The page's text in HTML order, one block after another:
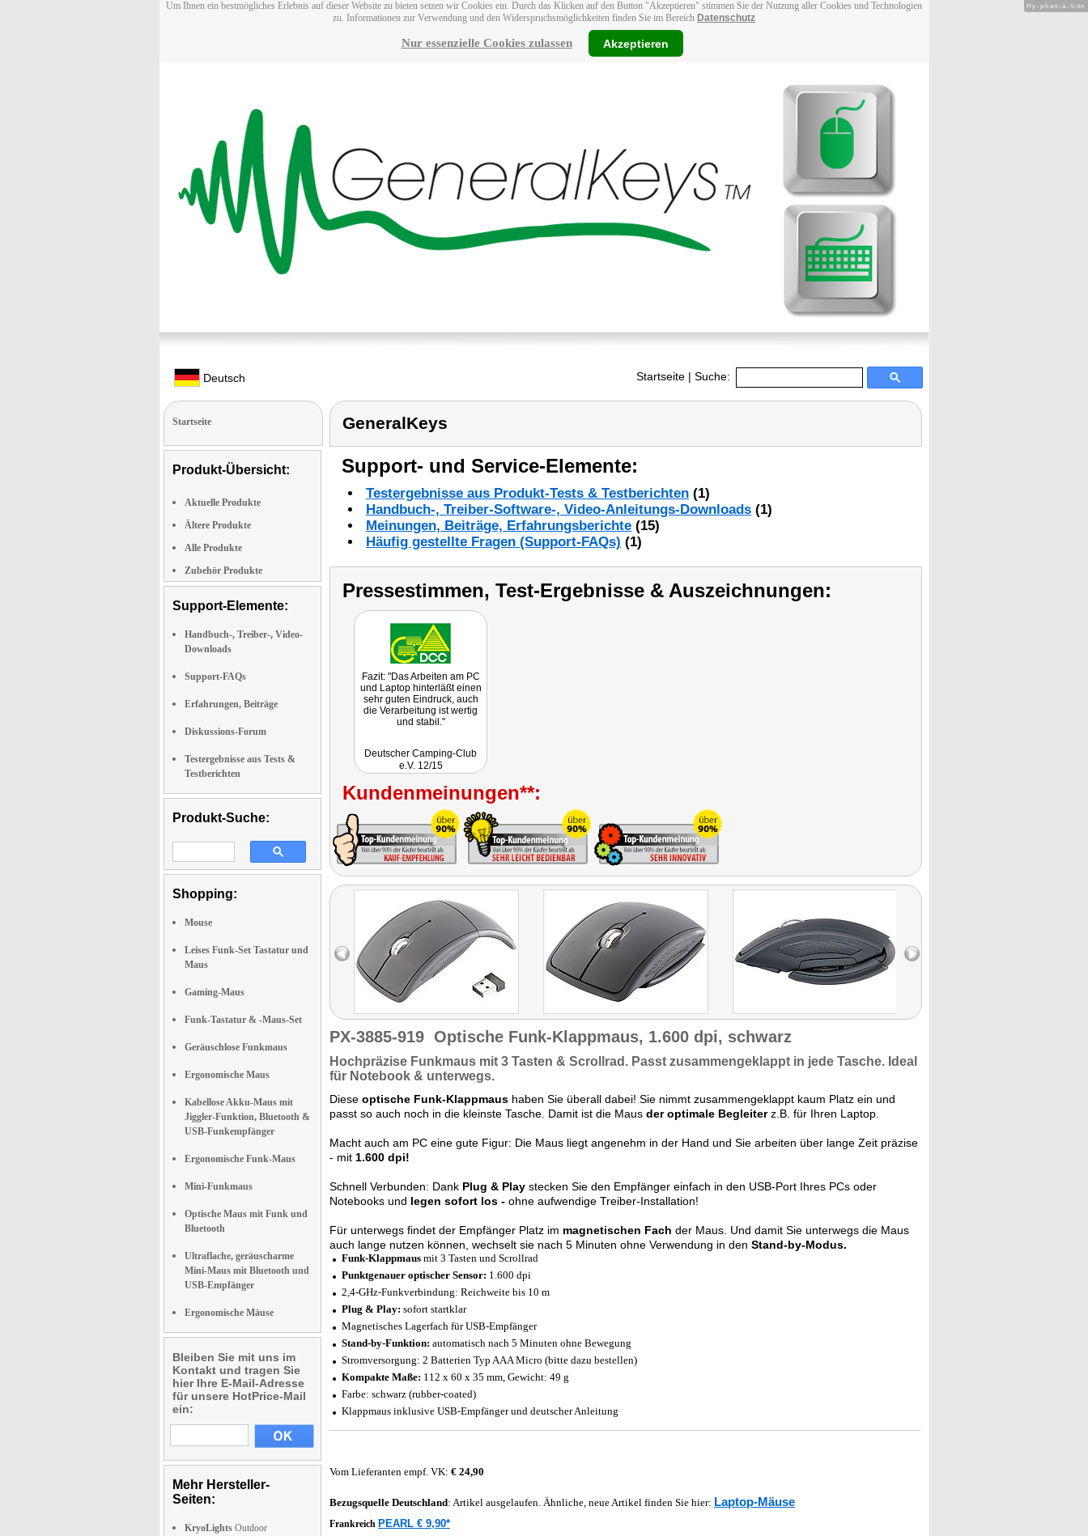
Um Ihnen ein bestmögliches Erlebnis auf dieser Website zu bieten setzen wir Cookies ein. Durch das Klicken auf den Button "Akzeptieren" stimmen Sie der Nutzung aller Cookies und Technologien
zu. Informationen zur Verwendung und den Widerspruchsmöglichkeiten finden Sie im Bereich Datenschutz
Nur essenzielle Cookies zulassen Akzeptieren
Deutsch Startseite | Suche:
Startseite
Produkt-Übersicht:
Aktuelle Produkte
Ältere Produkte
Alle Produkte
Zubehör Produkte
Support-Elemente:
Handbuch-, Treiber-, Video-
Downloads
Support-FAQs
Erfahrungen, Beiträge
Diskussions-Forum
Testergebnisse aus Tests &
Testberichten
Produkt-Suche:
Shopping:
Mouse
Leises Funk-Set Tastatur und
Maus
Gaming-Maus
Funk-Tastatur & -Maus-Set
Geräuschlose Funkmaus
Ergonomische Maus
Kabellose Akku-Maus mit
Jiggler-Funktion, Bluetooth &
USB-Funkempfänger
Ergonomische Funk-Maus
Mini-Funkmaus
Optische Maus mit Funk und
Bluetooth
Ultraflache, geräuscharme
Mini-Maus mit Bluetooth und
USB-Empfänger
Ergonomische Mäuse
Bleiben Sie mit uns im
Kontakt und tragen Sie
hier Ihre E-Mail-Adresse
für unsere HotPrice-Mail
ein:
Mehr Hersteller-
Seiten:
KryoLights Outdoor
GeneralKeys
Support- und Service-Elemente:
Testergebnisse aus Produkt-Tests & Testberichten (1)
Handbuch-, Treiber-Software-, Video-Anleitungs-Downloads (1)
Meinungen, Beiträge, Erfahrungsberichte (15)
Häufig gestellte Fragen (Support-FAQs) (1)
Pressestimmen, Test-Ergebnisse & Auszeichnungen:
Fazit: "Das Arbeiten am PC
und Laptop hinterläßt einen
sehr guten Eindruck, auch
die Verarbeitung ist wertig
und stabil."
Deutscher Camping-Club
e.V. 12/15
Kundenmeinungen**:
PX-3885-919 Optische Funk-Klappmaus, 1.600 dpi, schwarz
Hochpräzise Funkmaus mit 3 Tasten & Scrollrad. Passt zusammengeklappt in jede Tasche. Ideal
für Notebook & unterwegs.
Diese optische Funk-Klappmaus haben Sie überall dabei! Sie nimmt zusammengeklappt kaum Platz ein und
passt so auch noch in die kleinste Tasche. Damit ist die Maus der optimale Begleiterz.B. für Ihren Laptop.
Macht auch am PC eine gute Figur: Die Maus liegt angenehm in der Hand und Sie arbeiten über lange Zeit präzise
- mit 1.600 dpi!
Schnell Verbunden: Dank Plug & Play stecken Sie den Empfänger einfach in den USB-Port Ihres PCs oder
Notebooks und legen sofort los - ohne aufwendige Treiber-Installation!
Für unterwegs findet der Empfänger Platz im magnetischen Fach der Maus. Und damit Sie unterwegs die Maus
auch lange nutzen können, wechselt sie nach 5 Minuten ohne Verwendung in den Stand-by-Modus.
Funk-Klappmaus mit 3 Tasten und Scrollrad
Punktgenauer optischer Sensor: 1.600 dpi
2,4-GHz-Funkverbindung: Reichweite bis 10 m
Plug & Play: sofort startklar
Magnetisches Lagerfach für USB-Empfänger
Stand-by-Funktion: automatisch nach 5 Minuten ohne Bewegung
Stromversorgung: 2 Batterien Typ AAA Micro (bitte dazu bestellen)
Kompakte Maße: 112 x 60 x 35 mm, Gewicht: 49 g
Farbe: schwarz (rubber-coated)
Klappmaus inklusive USB-Empfänger und deutscher Anleitung
Vom Lieferanten empf. VK: € 24,90
Bezugsquelle Deutschland: Artikel ausgelaufen. Ähnliche, neue Artikel finden Sie hier: Laptop-Mäuse
Frankreich PEARL € 9,90*
Hy-phen-a-tion